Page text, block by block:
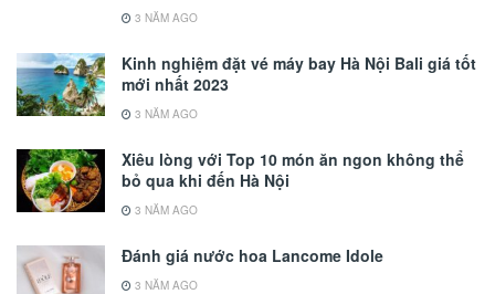
3 NĂM AGO
Kinh nghiệm đặt vé máy bay Hà Nội Bali giá tốt
mới nhất 2023
3 NĂM AGO
Xiêu lòng với Top 10 món ăn ngon không thể
bỏ qua khi đến Hà Nội
3 NĂM AGO
Đánh giá nước hoa Lancome Idole
3 NĂM AGO